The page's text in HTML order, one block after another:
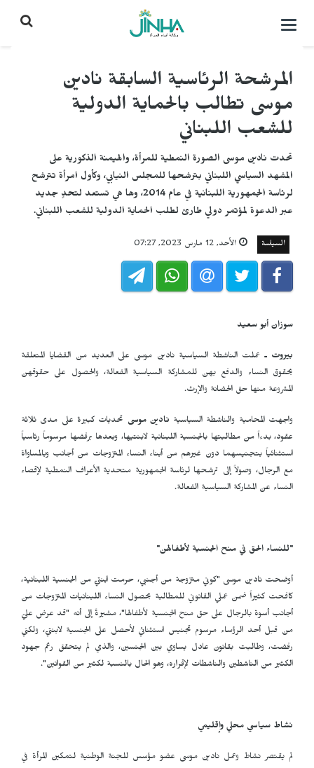
التحكم
المرشحة الرئاسية السابقة نادين
موسى تطالب بالحماية الدولية
للشعب اللبناني
تحدت نادين موسى الصورة النمطية للمرأة، والهيمنة الذكورية على
المشهد السياسي اللبناني بترشحها للمجلس النيابي، وكأول امرأة تترشح
لرئاسة الجمهورية اللبنانية في عام 2014، وها هي تستعد لتحدٍ جديد
عبر الدعوة لمؤتمر دولي طارئ لطلب الحماية الدولية للشعب اللبناني.
السياسة الأحد, 12 مارس 2023, 07:27
سوزان أبو سعيد
بيروت ـ عملت الناشطة السياسية نادين موسى على العديد من القضايا المتعلقة
بحقوق النساء والدفع بهن للمشاركة السياسية الفعالة، والحصول على حقوقهن
المشروعة منها حق الحضانة والإرث.
واجهت المحامية والناشطة السياسية نادين موسى تحديات كبيرة على مدى ثلاثة
عقود، بدءاً من مطالبتها بالجنسية اللبنانية لابنتيها، وبعدها برفضها مرسوماً رئاسياً
استثنائياً بتجنيسهما دون غيرهم من أبناء النساء المتزوجات من أجانب وبالمساواة
مع الرجال، وصولاً إلى ترشحها لرئاسة الجمهورية متحدية الأعراف النمطية لإقصاء
النساء عن المشاركة السياسية الفعالة.
"للنساء الحق في منح الجنسية لأطفالهن"
أوضحت نادين موسى "كوني متزوجة من أجنبي، حرمت ابنتيّ من الجنسية اللبنانية،
كافحت كثيراً ضمن عملي القانوني للمطالبة بحصول النساء اللبنانيات المتزوجات من
أجانب أسوة بالرجال على حق منح الجنسية لأطفالها"، مشيرةً إلى أنه "قد عرض عليّ
من قبل أحد الرؤساء مرسوم تجنيس استثنائي لأحصل على الجنسية لابنتيّ، ولكني
رفضت، وطالبت بقانون عادل يساوي بين الجنسين، والذي لم يتحقق رغم جهود
الكثير من الناشطين والناشطات لإقراره، وهو الحال بالنسبة لكثير من القوانين".
نشاط سياسي محلي وإقليمي
لم يقتصر نشاط وعمل نادين موسى عضو مؤسس للجنة الوطنية لتمكين المرأة في